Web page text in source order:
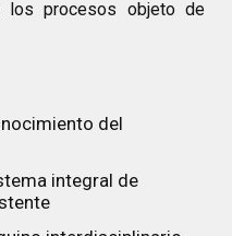
los procesos objeto de
del
integral de